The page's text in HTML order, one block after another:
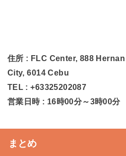
住所 : FLC Center, 888
City, 6014 Cebu
TEL : +63325202087
営業日時 : 16時00分～3時00分
まとめ